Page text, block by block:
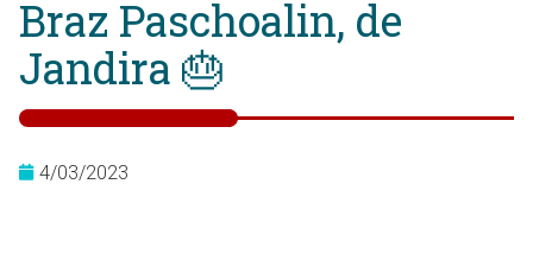
Braz Paschoalin, de
Jandira 🎂
4/03/2023